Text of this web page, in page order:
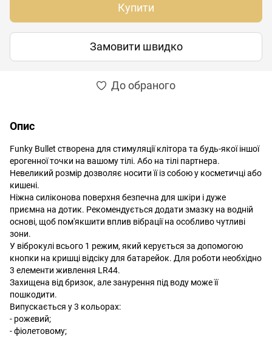
Купити
Замовити швидко
До обраного
Опис
Funky Bullet створена для стимуляції клітора та будь-якої іншої
ерогенної точки на вашому тілі. Або на тілі партнера.
Невеликий розмір дозволяє носити її із собою у косметичці або
кишені.
Ніжна силіконова поверхня безпечна для шкіри і дуже
приємна на дотик. Рекомендується додати змазку на водній
основі, щоб пом'якшити вплив вібрації на особливо чутливі
зони.
У віброкулі всього 1 режим, який керується за допомогою
кнопки на кришці відсіку для батарейок. Для роботи необхідно
3 елементи живлення LR44.
Захищена від бризок, але занурення під воду може її
пошкодити.
Випускається у 3 кольорах:
- рожевий;
- фіолетовому;